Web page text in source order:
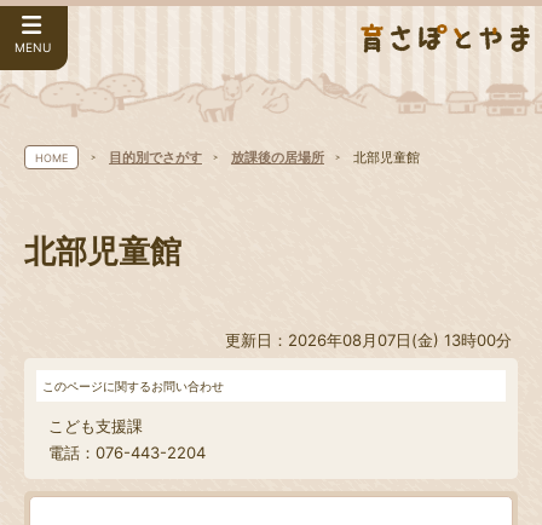
MENU
HOME 目的別でさがす 放課後の居場所 北部児童館
北部児童館
更新日：2026年08月07日(金) 13時00分
このページに関するお問い合わせ
こども支援課
電話：076-443-2204